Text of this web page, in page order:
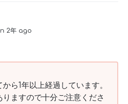
2年 ago
ら1年以上経過しています。
ますので十分ご注意くださ